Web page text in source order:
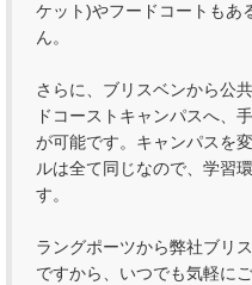
ケット)やフードコートもあ
ん。
さらに、ブリスベンから公
ドコーストキャンパスへ、
が可能です。キャンパスを
ルは全て同じなので、学習
す。
ラングポーツから弊社ブリ
ですから、いつでも気軽に